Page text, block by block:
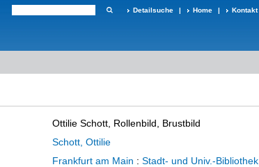
Detailsuche | Home | Kontakt
Ottilie Schott, Rollenbild, Brustbild
Schott, Ottilie
Frankfurt am Main : Stadt- und Univ.-Bibliothek